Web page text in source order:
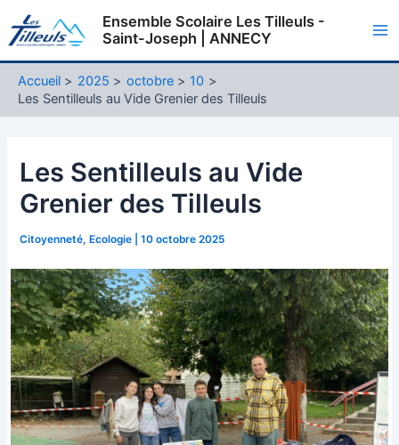
au
Ensemble Scolaire Les Tilleuls -
Saint-Joseph | ANNECY
Accueil 2025 octobre
10
Les Sentilleuls au Vide Grenier des Tilleuls
Les Sentilleuls au Vide
Grenier des Tilleuls
Citoyenneté, Ecologie |10 octobre 2025